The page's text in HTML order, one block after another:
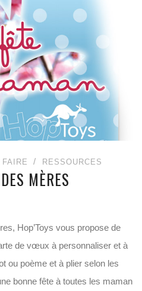
FAIRE RESSOURCES
MÈRES
Hop’Toys vous propose de
de vœux à personnaliser et à
ou poème et à plier selon les
bonne fête à toutes les maman